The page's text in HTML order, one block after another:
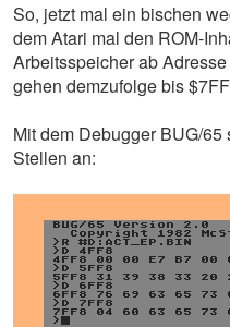
So, jetzt mal ein bischen
dem Atari mal den ROM-
Arbeitsspeicher ab
gehen demzufolge bis
Mit dem Debugger BUG/
Stellen an: